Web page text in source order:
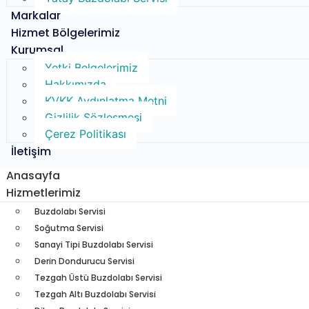
Markalar
Hizmet Bölgelerimiz
Kurumsal
Yetki Belgelerimiz
Hakkımızda
KVKK Aydınlatma Metni
Gizlilik Sözleşmesi
Çerez Politikası
İletişim
Anasayfa
Hizmetlerimiz
Buzdolabı Servisi​
Soğutma Servisi​
Sanayi Tipi Buzdolabı Servisi
Derin Dondurucu Servisi
Tezgah Üstü Buzdolabı Servisi
Tezgah Altı Buzdolabı Servisi